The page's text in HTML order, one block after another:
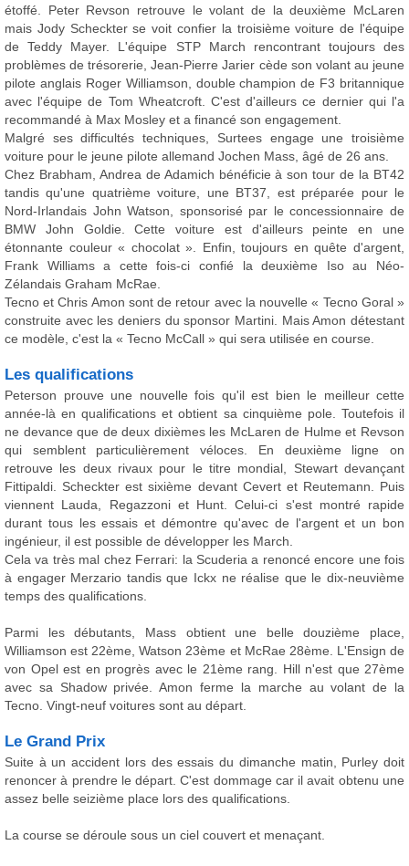
étoffé. Peter Revson retrouve le volant de la deuxième McLaren
mais Jody Scheckter se voit confier la troisième voiture de l'équipe
de Teddy Mayer. L'équipe STP March rencontrant toujours des
problèmes de trésorerie, Jean-Pierre Jarier cède son volant au jeune
pilote anglais Roger Williamson, double champion de F3 britannique
avec l'équipe de Tom Wheatcroft. C'est d'ailleurs ce dernier qui l'a
recommandé à Max Mosley et a financé son engagement.
Malgré ses difficultés techniques, Surtees engage une troisième
voiture pour le jeune pilote allemand Jochen Mass, âgé de 26 ans.
Chez Brabham, Andrea de Adamich bénéficie à son tour de la BT42
tandis qu'une quatrième voiture, une BT37, est préparée pour le
Nord-Irlandais John Watson, sponsorisé par le concessionnaire de
BMW John Goldie. Cette voiture est d'ailleurs peinte en une
étonnante couleur « chocolat ». Enfin, toujours en quête d'argent,
Frank Williams a cette fois-ci confié la deuxième Iso au Néo-
Zélandais Graham McRae.
Tecno et Chris Amon sont de retour avec la nouvelle « Tecno Goral »
construite avec les deniers du sponsor Martini. Mais Amon détestant
ce modèle, c'est la « Tecno McCall » qui sera utilisée en course.
Les qualifications
Peterson prouve une nouvelle fois qu'il est bien le meilleur cette
année-là en qualifications et obtient sa cinquième pole. Toutefois il
ne devance que de deux dixièmes les McLaren de Hulme et Revson
qui semblent particulièrement véloces. En deuxième ligne on
retrouve les deux rivaux pour le titre mondial, Stewart devançant
Fittipaldi. Scheckter est sixième devant Cevert et Reutemann. Puis
viennent Lauda, Regazzoni et Hunt. Celui-ci s'est montré rapide
durant tous les essais et démontre qu'avec de l'argent et un bon
ingénieur, il est possible de développer les March.
Cela va très mal chez Ferrari: la Scuderia a renoncé encore une fois
à engager Merzario tandis que Ickx ne réalise que le dix-neuvième
temps des qualifications.
Parmi les débutants, Mass obtient une belle douzième place,
Williamson est 22ème, Watson 23ème et McRae 28ème. L'Ensign de
von Opel est en progrès avec le 21ème rang. Hill n'est que 27ème
avec sa Shadow privée. Amon ferme la marche au volant de la
Tecno. Vingt-neuf voitures sont au départ.
Le Grand Prix
Suite à un accident lors des essais du dimanche matin, Purley doit
renoncer à prendre le départ. C'est dommage car il avait obtenu une
assez belle seizième place lors des qualifications.
La course se déroule sous un ciel couvert et menaçant.